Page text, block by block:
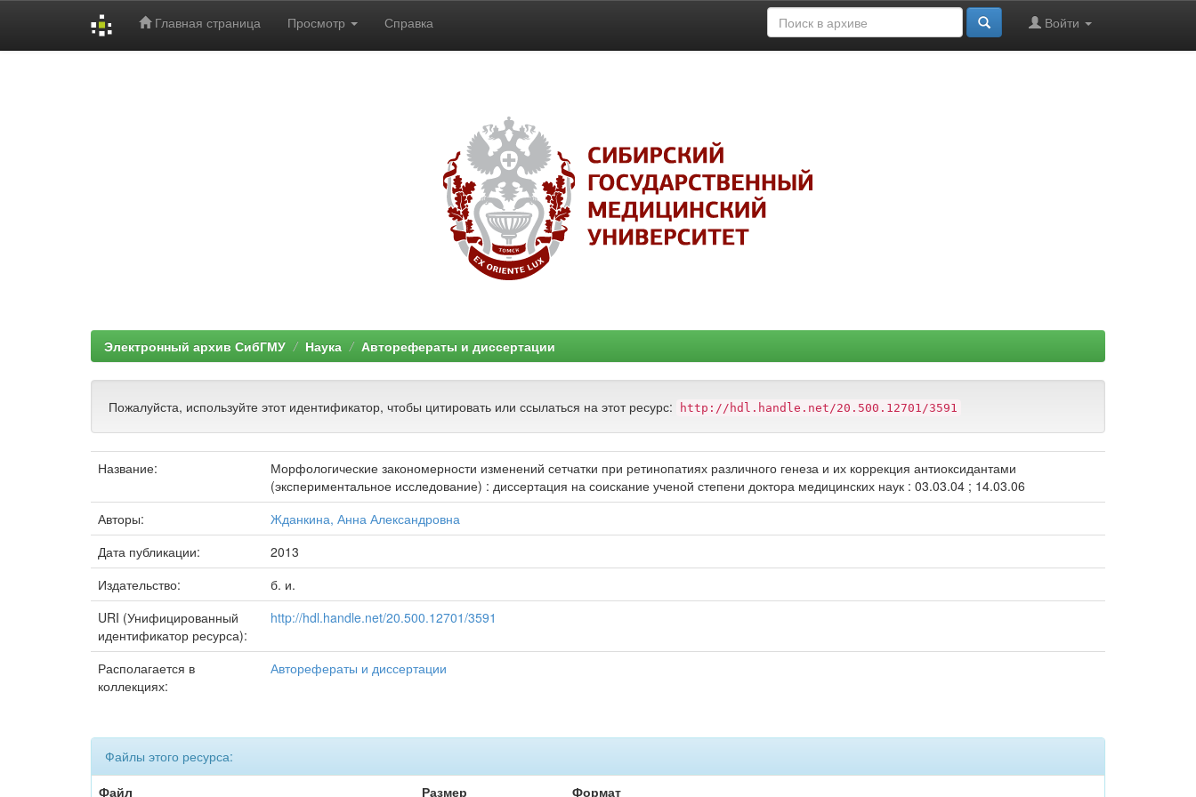
Главная страница Просмотр Справка Войти
Электронный архив СибГМУ Наука Авторефераты и диссертации
Пожалуйста, используйте этот идентификатор, чтобы цитировать или ссылаться на этот ресурс: http://hdl.handle.net/20.500.12701/3591
Название:
Морфологические закономерности изменений сетчатки при ретинопатиях различного генеза и их коррекция антиоксидантами
(экспериментальное исследование) : диссертация на соискание ученой степени доктора медицинских наук : 03.03.04 ; 14.03.06
Авторы:
Жданкина, Анна Александровна
Дата публикации:
2013
Издательство:
б. и.
URI (Унифицированный
идентификатор ресурса):
http://hdl.handle.net/20.500.12701/3591
Располагается в
коллекциях:
Авторефераты и диссертации
Файлы этого ресурса:
Файл
Размер Формат